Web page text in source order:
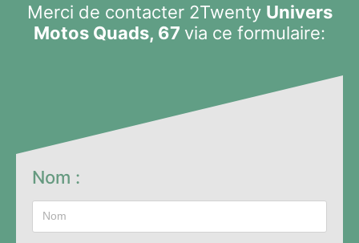
Merci de contacter 2Twenty Univers
Motos Quads, 67 via ce formulaire:
Nom :